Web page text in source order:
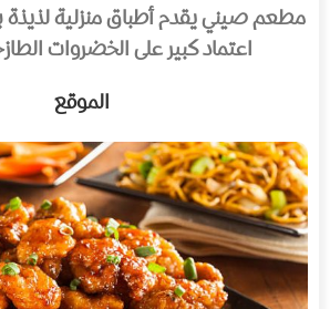
مطعم صيني يقدم أطباق منزلية لذيذة
اعتماد كبير على الخضروات
الموقع